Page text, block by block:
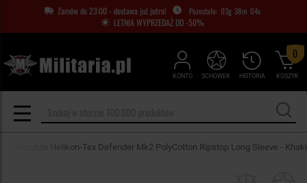
Zamów do 23:00 - dostawa już jutro! 03g 38m 02s
LETNIA WYPRZEDAŻ DO -50%
KONTO HISTORIA
SCHOWEK KOSZYK
0
Koszula Helikon-Tex Defender Mk2 PolyCotton Ripstop Long Sleeve - Khaki